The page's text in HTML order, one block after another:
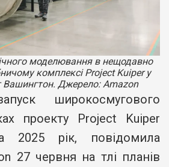
моделювання в нещодавно
комплексі Project Kuiper у
Вашингтон. Джерело: Amazon
широкосмугового
проекту Project Kuiper
2025 рік, повідомила
27 червня на тлі планів